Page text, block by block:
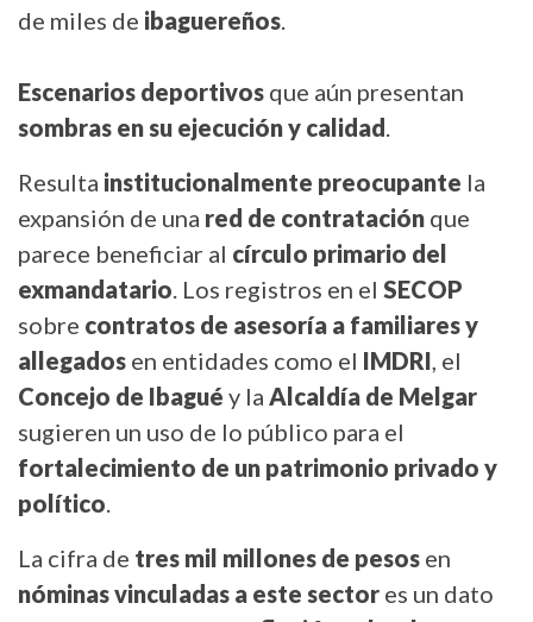
de miles de ibaguereños.
Escenarios deportivos que aún presentan
sombras en su ejecución y calidad.
Resulta institucionalmente preocupante la
expansión de una red de contratación que
parece beneficiar al círculo primario del
exmandatario. Los registros en el SECOP
sobre contratos de asesoría a familiares y
allegados en entidades como el IMDRI, el
Concejo de Ibagué y la Alcaldía de Melgar
sugieren un uso de lo público para el
fortalecimiento de un patrimonio privado y
político.
La cifra de tres mil millones de pesos en
nóminas vinculadas a este sector es un dato